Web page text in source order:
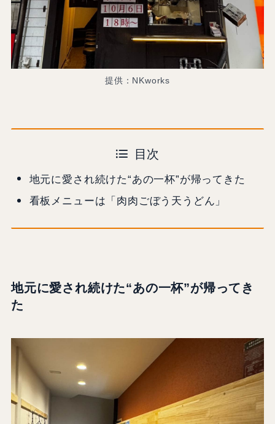
提供：NKworks
目次
地元に愛され続けた“あの一杯”が帰ってきた
看板メニューは「肉肉ごぼう天うどん」
地元に愛され続けた“あの一杯”が帰ってき
た